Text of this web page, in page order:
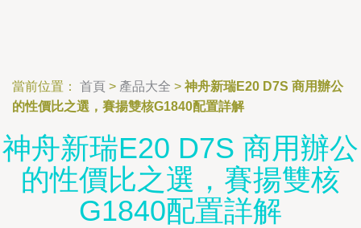
當前位置： 首頁 > 產品大全 > 神舟新瑞E20 D7S 商用辦公
的性價比之選，賽揚雙核G1840配置詳解
神舟新瑞E20 D7S 商用辦公
的性價比之選，賽揚雙核
G1840配置詳解